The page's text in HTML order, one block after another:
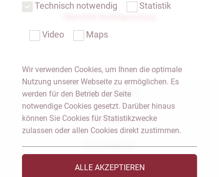
Notar Dresden
Fachgebiete
Das Notariat
Vorträge & Veröffentlichungen
Technisch notwendig Statistik
Video Maps
Wir verwenden Cookies, um Ihnen die optimale
Nutzung unserer Webseite zu ermöglichen. Es
werden für den Betrieb der Seite
notwendige Cookies gesetzt. Darüber hinaus
können Sie Cookies für Statistikzwecke
zulassen oder allen Cookies direkt zustimmen.
ALLE AKZEPTIEREN